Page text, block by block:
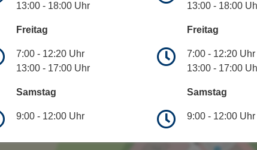
13:00 - 18:00 Uhr
Freitag
7:00 - 12:20 Uhr
13:00 - 17:00 Uhr
Samstag
9:00 - 12:00 Uhr
13:00 - 18:00
Freitag
7:00 - 12:20 Uhr
13:00 - 17:00
Samstag
9:00 - 12:00 Uhr